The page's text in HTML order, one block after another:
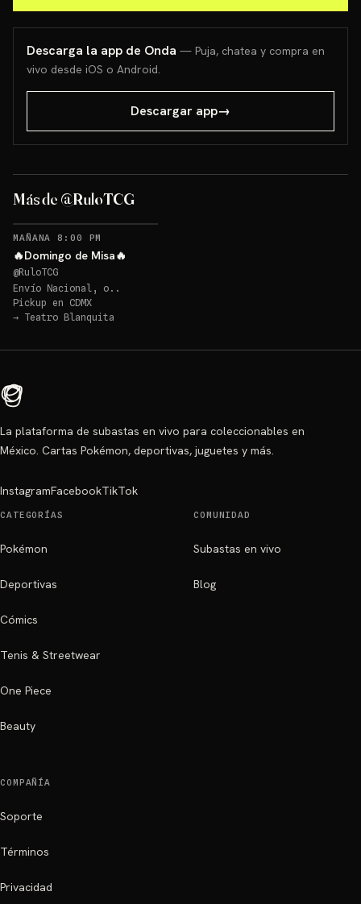
Descarga la app de Onda — Puja, chatea y compra en
vivo desde iOS o Android.
Descargar app→
Más de @RuloTCG
MAÑANA 8:00 PM
🔥Domingo de Misa🔥
@RuloTCG
Envío Nacional, o..
Pickup en CDMX
→ Teatro Blanquita
La plataforma de subastas en vivo para coleccionables en
México. Cartas Pokémon, deportivas, juguetes y más.
InstagramFacebookTikTok
CATEGORÍAS
Pokémon
Deportivas
Cómics
Tenis & Streetwear
One Piece
Beauty
COMUNIDAD
Subastas en vivo
Blog
COMPAÑÍA
Soporte
Términos
Privacidad